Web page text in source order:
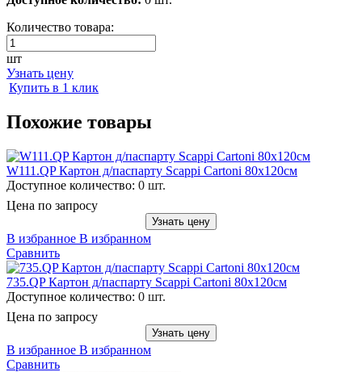
Количество товара:
шт
Узнать цену
Купить в 1 клик
Похожие товары
W111.QP Картон д/паспарту Scappi Cartoni 80х120см
Доступное количество: 0 шт.
Цена по запросу
Узнать цену
В избранное В избранном
Сравнить
735.QP Картон д/паспарту Scappi Cartoni 80х120см
Доступное количество: 0 шт.
Цена по запросу
Узнать цену
В избранное В избранном
Сравнить